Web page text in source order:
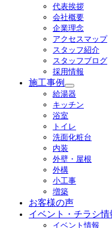
代表挨拶
会社概要
企業理念
アクセスマップ
スタッフ紹介
スタッフブログ
採用情報
施工事例
サ
ブ
ニ
ュ
開
給湯器
キッチン
浴室
トイレ
洗面化粧台
内装
外壁・屋根
外構
小工事
増築
お客様の声
イベント・チラシ情
イベント情報